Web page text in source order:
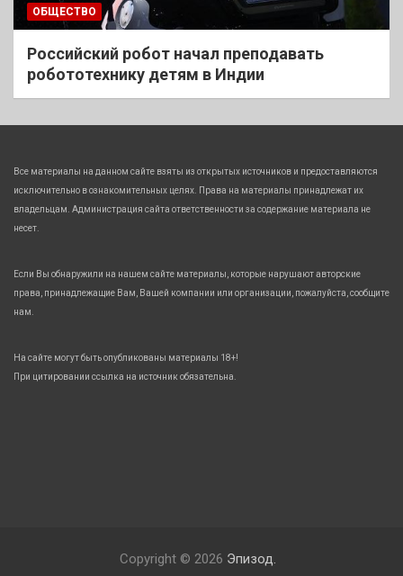
ОБЩЕСТВО
Российский робот начал преподавать
робототехнику детям в Индии
Все материалы на данном сайте взяты из открытых источников и предоставляются
исключительно в ознакомительных целях. Права на материалы принадлежат их
владельцам. Администрация сайта ответственности за содержание материала не
несет.
Если Вы обнаружили на нашем сайте материалы, которые нарушают авторские
права, принадлежащие Вам, Вашей компании или организации, пожалуйста, сообщите
нам.
На сайте могут быть опубликованы материалы 18+!
При цитировании ссылка на источник обязательна.
Copyright © 2026 Эпизод.